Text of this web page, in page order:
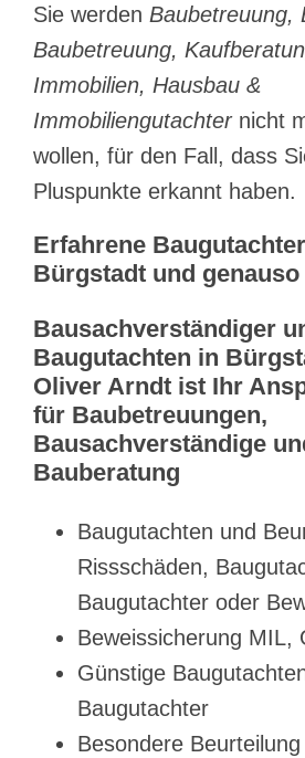
Sie werden Baubetreuung,
Baubetreuung,
Immobilien, Hausbau &
Immobiliengutachternicht
wollen, für den Fall, dass
Pluspunkte erkannt haben.
Erfahrene
Bürgstadt und
Bausachverständiger
Baugutachten in
Oliver Arndt ist Ihr
für Baubetreuungen,
Bausachverständige
Bauberatung
Baugutachten und
Rissschäden,
Baugutachter oder
Beweissicherung MIL,
Günstige
Baugutachter
Besondere